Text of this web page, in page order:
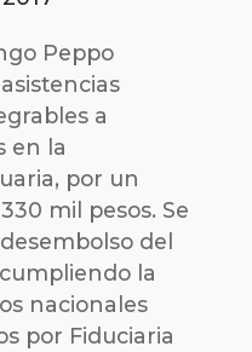
Peppo
a
en la
por un
mil pesos. Se
del
la
nacionales
por Fiduciaria